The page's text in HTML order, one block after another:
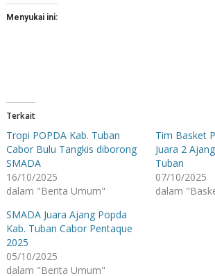
Menyukai ini:
Terkait
Tropi POPDA Kab. Tuban
Cabor Bulu Tangkis diborong
SMADA
16/10/2025
dalam "Berita Umum"
Tim Basket
Juara 2
Tuban
07/10/2025
dalam
SMADA Juara Ajang Popda
Kab. Tuban Cabor Pentaque
2025
05/10/2025
dalam "Berita Umum"